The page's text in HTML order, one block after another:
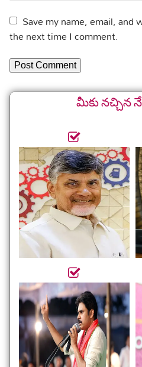
Save my name, email,
the next time I comment.
మీకు నచ్చిన